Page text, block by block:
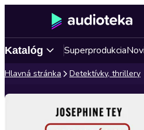
Katalóg Superprodukcia
Hlavná stránka Detektívky, thrillery